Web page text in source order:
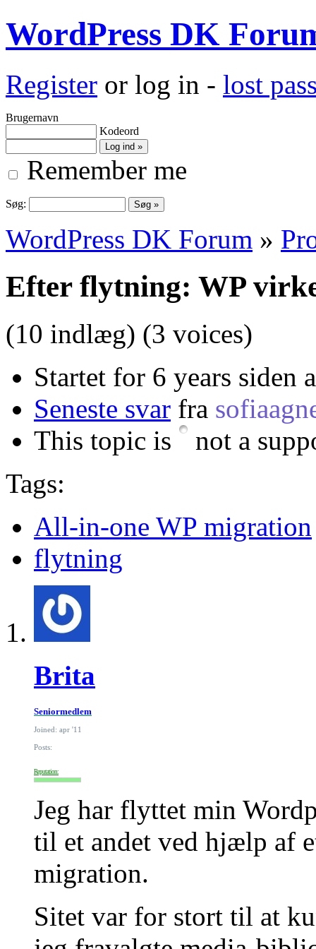
WordPress DK
Register or log in - lost
Brugernavn
Kodeord
Remember me
Søg:
WordPress DK Forum »
Efter flytning: WP
(10 indlæg) (3 voices)
Startet for 6 years siden
Seneste svar fra
This topic is
not a
Tags:
All-in-one WP migration
flytning
Brita
Seniormedlem
Joined: apr '11
Posts:
Reputation:
Jeg har flyttet min
til et andet ved hjælp af
migration.
Sitet var for stort til at